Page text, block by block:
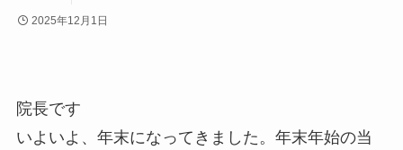
2025年12月1日
院長です
いよいよ、年末になってきました。年末年始の当